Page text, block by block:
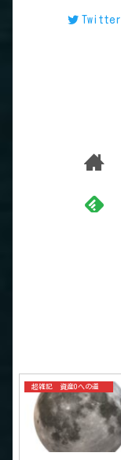
Twitter
超雑記 資産0への道